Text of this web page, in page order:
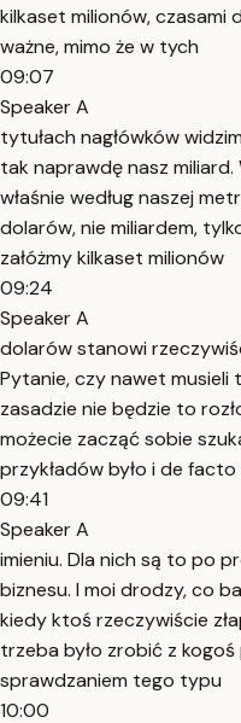
kilkaset milionów, czasami
ważne, mimo że w tych
09:07
Speaker A
tytułach nagłówków
tak naprawdę nasz
właśnie według naszej
dolarów, nie miliardem,
załóżmy kilkaset milionów
09:24
Speaker A
dolarów stanowi
Pytanie, czy nawet musieli
zasadzie nie będzie to
możecie zacząć sobie
przykładów było i de
09:41
Speaker A
imieniu. Dla nich są to po
biznesu. I moi drodzy, co
kiedy ktoś rzeczywiście
trzeba było zrobić z
sprawdzaniem tego typu
10:00